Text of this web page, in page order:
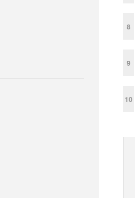
8
9
10